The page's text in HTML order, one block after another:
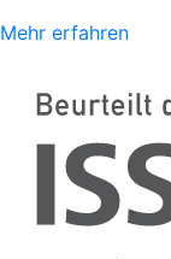
Mehr erfahren